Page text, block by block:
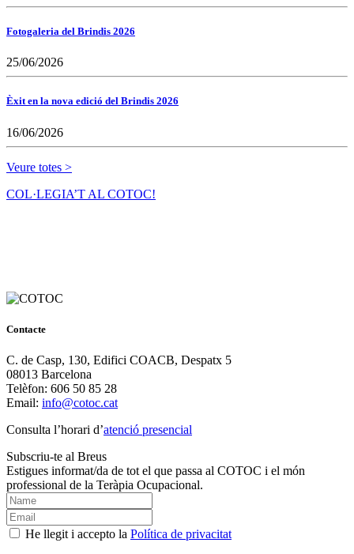
Fotogaleria del Brindis 2026
25/06/2026
Èxit en la nova edició del Brindis 2026
16/06/2026
Veure totes >
COL·LEGIA’T AL COTOC!
Contacte
C. de Casp, 130, Edifici COACB, Despatx 5
08013 Barcelona
Telèfon: 606 50 85 28
Email: info@cotoc.cat
Consulta l’horari d’atenció presencial
Subscriu-te al Breus
Estigues informat/da de tot el que passa al COTOC i el món
professional de la Teràpia Ocupacional.
He llegit i accepto la Política de privacitat